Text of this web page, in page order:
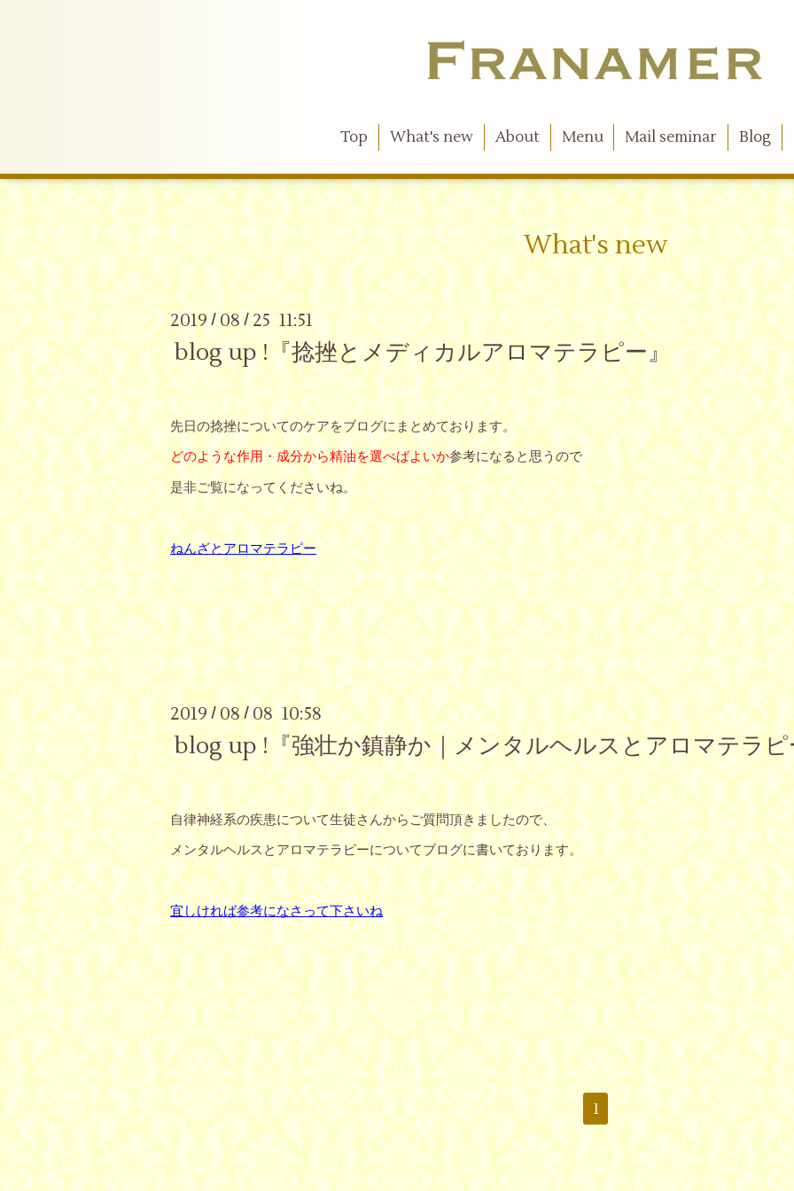
Top What's new About Menu Mail seminar Blog
What's new
2019/08/25 11:51
blog up !『捻挫とメディカルアロマテラピー』
先日の捻挫についてのケアをブログにまとめております。
どのような作用・成分から精油を選べばよいか参考になると思うので
是非ご覧になってくださいね。
ねんざとアロマテラピー
2019/08 / 08 10:58
blog up !『強壮か鎮静か｜メンタルヘルスとアロマテラピ
自律神経系の疾患について生徒さんからご質問頂きましたので、
メンタルヘルスとアロマテラピーについてブログに書いております。
宜しければ参考になさって下さいね
1